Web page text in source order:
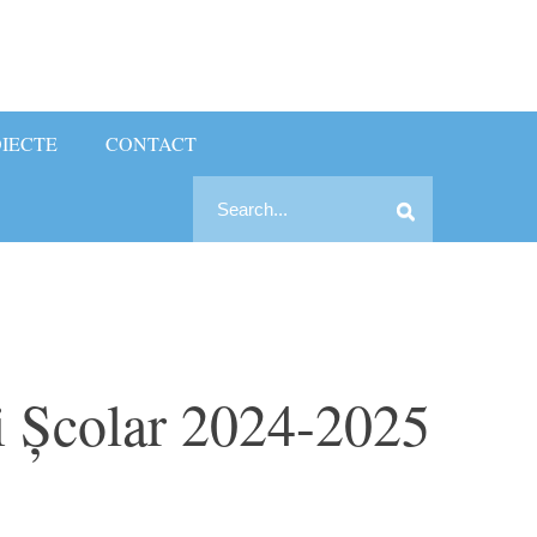
CONTACT
Search
2024-2025